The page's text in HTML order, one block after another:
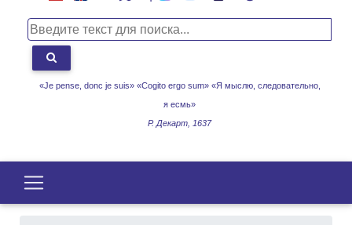
«Je pense, donc je suis» «Cogito ergo sum» «Я мыслю, следовательно,
я есмь»
Р. Декарт, 1637